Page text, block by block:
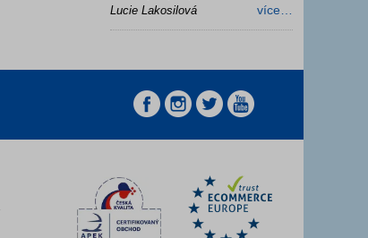
Lucie Lakosilová
více…